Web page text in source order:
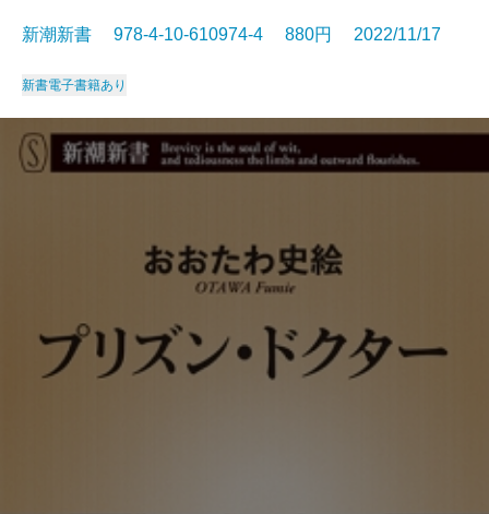
新潮新書 978-4-10-610974-4 880円 2022/11/17
新書電子書籍あり